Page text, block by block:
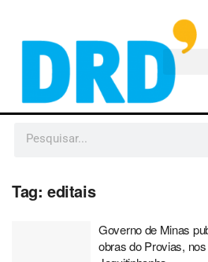
Tag: editais
Governo de Minas
obras do Provias,